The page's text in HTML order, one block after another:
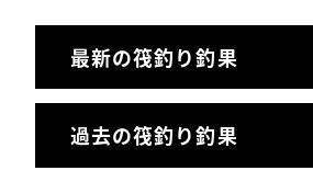
最新の筏釣り釣果
過去の筏釣り釣果